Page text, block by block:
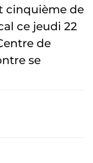
cinquième de
ce jeudi 22
de
se